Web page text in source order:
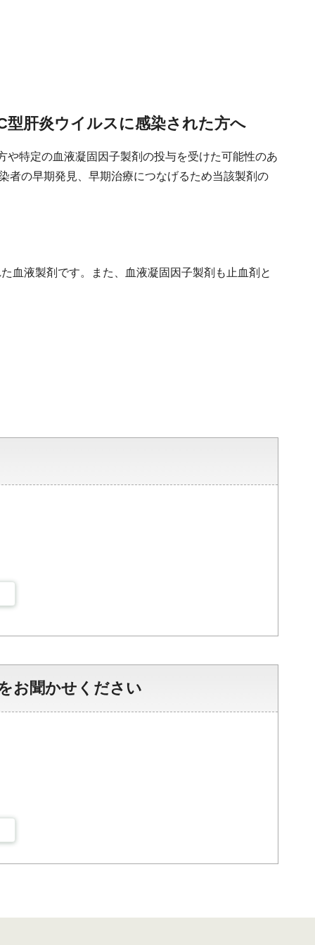
型肝炎ウイルスに感染された方へ
特定の血液凝固因子製剤の投与を受けた可能性のあ
者の早期発見、早期治療につなげるため当該製剤の
血液製剤です。また、血液凝固因子製剤も止血剤と
お聞かせください